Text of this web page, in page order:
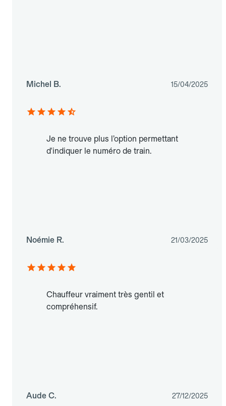
Michel B. 15/04/2025
Je ne trouve plus l’option permettant
d'indiquer le numéro de train.
Noémie R. 21/03/2025
Chauffeur vraiment très gentil et
compréhensif.
Aude C. 27/12/2025